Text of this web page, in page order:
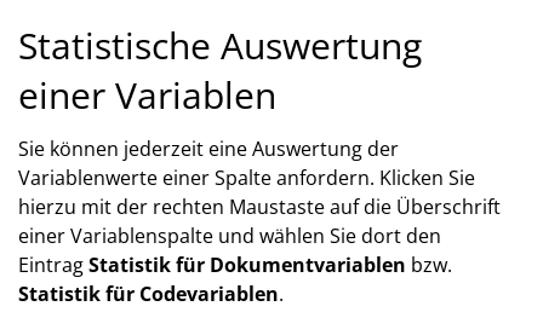
Statistische Auswertung
einer Variablen
Sie können jederzeit eine Auswertung der
Variablenwerte einer Spalte anfordern. Klicken Sie
hierzu mit der rechten Maustaste auf die Überschrift
einer Variablenspalte und wählen Sie dort den
EintragStatistik für Dokumentvariablen bzw.
Statistik für Codevariablen.